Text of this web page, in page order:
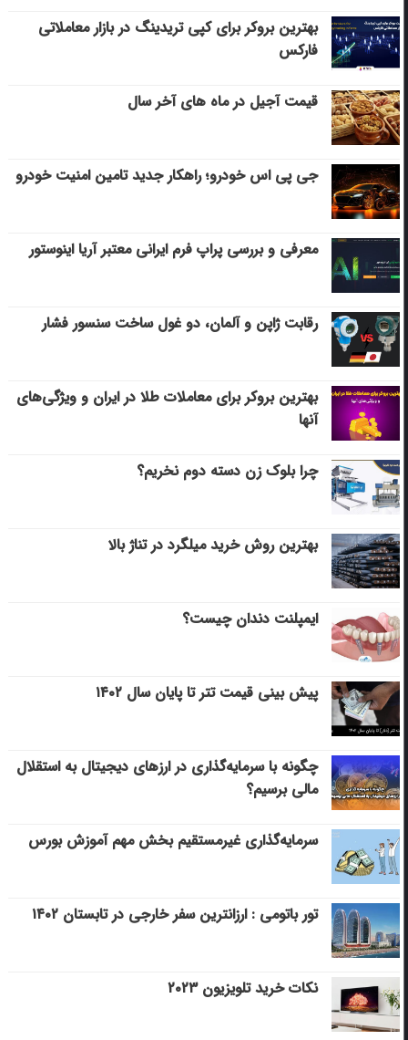
بهترین بروکر برای کپی‌ تریدینگ در بازار معاملاتی
فارکس
قیمت آجیل در ماه های آخر سال
جی پی اس خودرو؛ راهکار جدید تامین امنیت خودرو
معرفی و بررسی پراپ فرم ایرانی معتبر آریا اینوستور
رقابت ژاپن و آلمان، دو غول ساخت سنسور فشار
بهترین بروکر برای معاملات طلا در ایران و ویژگی‌های
آنها
چرا بلوک زن دسته دوم نخریم؟
بهترین روش خرید میلگرد در تناژ بالا
ایمپلنت دندان چیست؟
پیش بینی قیمت تتر تا پایان سال ۱۴۰۲
چگونه با سرمایه‌گذاری در ارزهای دیجیتال به استقلال
مالی برسیم؟
سرمایه‌گذاری غیرمستقیم بخش مهم آموزش بورس
تور باتومی : ارزانترین سفر خارجی در تابستان ۱۴۰۲
نکات خرید تلویزیون ۲۰۲۳